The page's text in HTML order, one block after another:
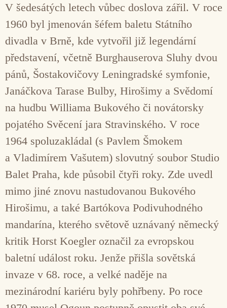
V šedesátých letech vůbec doslova zářil. V roce
1960 byl jmenován šéfem baletu Státního
divadla v Brně, kde vytvořil již legendární
představení, včetně Burghauserova Sluhy dvou
pánů, Šostakovičovy Leningradské symfonie,
Janáčkova Tarase Bulby, Hirošimy a Svědomí
na hudbu Williama Bukového či novátorsky
pojatého Svěcení jara Stravinského. V roce
1964 spoluzakládal (s Pavlem Šmokem
a Vladimírem Vašutem) slovutný soubor Studio
Balet Praha, kde působil čtyři roky. Zde uvedl
mimo jiné znovu nastudovanou Bukového
Hirošimu, a také Bartókova Podivuhodného
mandarína, kterého světově uznávaný německý
kritik Horst Koegler označil za evropskou
baletní událost roku. Jenže přišla sovětská
invaze v 68. roce, a velké naděje na
mezinárodní kariéru byly pohřbeny. Po roce